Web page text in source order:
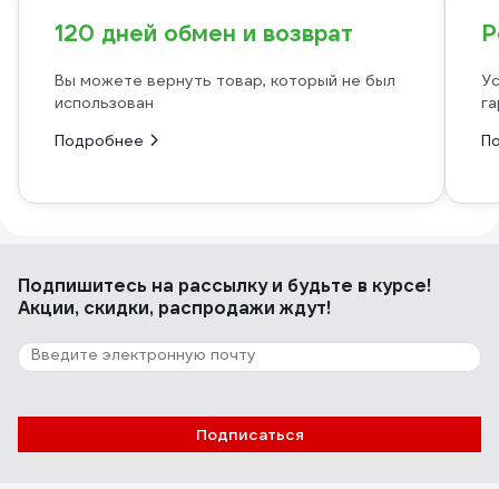
120 дней обмен и возврат
Вы можете вернуть товар, который не был
использован
Подробнее
Подпишитесь на рассылкуи будьте в курсе!
Акции, скидки, распродажи ждут!
Подписаться